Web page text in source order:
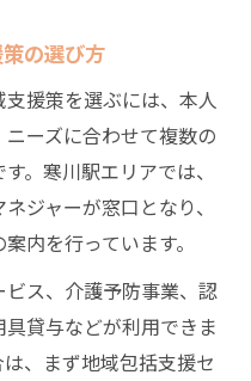
の選び方
援策を選ぶには、本人
ーズに合わせて複数の
。寒川駅エリアでは、
ジャーが窓口となり、
内を行っています。
ス、介護予防事業、認
貸与などが利用できま
、まず地域包括支援セ